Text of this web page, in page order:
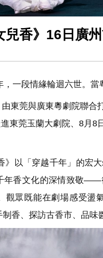
兒香》16日廣
一段情緣輪迴六世。當
東莞與廣東粵劇院聯合
東莞玉蘭大劇院、8月8
以「穿越千年」的宏
年香文化的深情致敬——
觀眾既能在劇場感受盪
香、探訪古香市、品味